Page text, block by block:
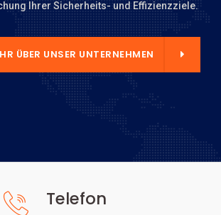
Ihrer Sicherheits- und Effizienzziele.
ÜBER UNSER UNTERNEHMEN
Telefon